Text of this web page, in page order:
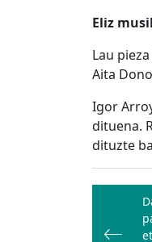
Eliz
Lau
Aita
Igor
dituena.
dituzte